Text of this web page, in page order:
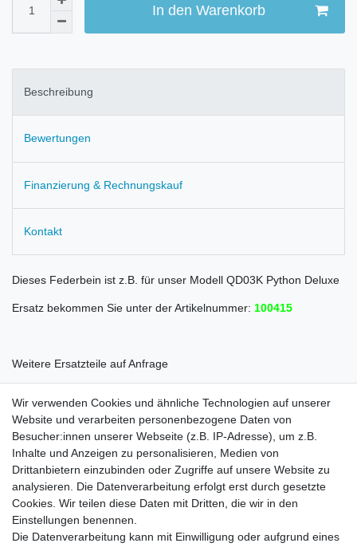
In den Warenkorb
Beschreibung
Bewertungen
Finanzierung & Rechnungskauf
Kontakt
Dieses Federbein ist z.B. für unser Modell QD03K Python Deluxe
Ersatz bekommen Sie unter der Artikelnummer: 100415
Weitere Ersatzteile auf Anfrage
Rechtliches
AGB
Widerrufsrecht
Impressum
Datenschutzerklärung
Wir verwenden Cookies und ähnliche Technologien auf unserer
Website und verarbeiten personenbezogene Daten von
Besucher:innen unserer Webseite (z.B. IP-Adresse), um z.B.
Inhalte und Anzeigen zu personalisieren, Medien von
Drittanbietern einzubinden oder Zugriffe auf unsere Website zu
analysieren. Die Datenverarbeitung erfolgt erst durch gesetzte
Cookies. Wir teilen diese Daten mit Dritten, die wir in den
Einstellungen benennen.
Die Datenverarbeitung kann mit Einwilligung oder aufgrund eines